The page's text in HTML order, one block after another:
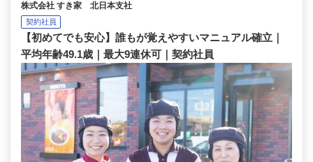
株式会社 すき家 北日本支社
契約社員
【初めてでも安心】誰もが覚えやすいマニュアル確立｜
平均年齢49.1歳｜最大9連休可｜契約社員